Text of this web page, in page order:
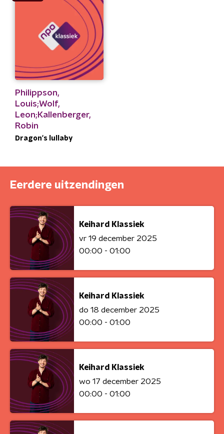
Philippson,
Louis;Wolf,
Leon;Kallenberger,
Robin
Dragon's lullaby
Eerdere uitzendingen
Keihard Klassiek
vr 19 december 2025
00:00 - 01:00
Keihard Klassiek
do 18 december 2025
00:00 - 01:00
Keihard Klassiek
wo 17 december 2025
00:00 - 01:00